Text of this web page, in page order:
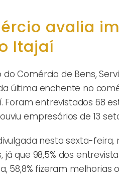
avalia
Itajaí
do Comércio de Bens,
última enchente no
Foram entrevistados 68
empresários de 13
nesta sexta-
já que 98,5% dos
58,8% fizeram